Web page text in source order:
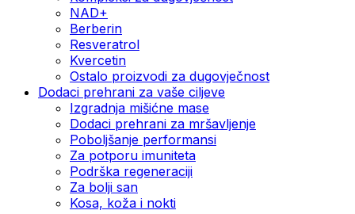
NAD+
Berberin
Resveratrol
Kvercetin
Ostalo proizvodi za dugovječnost
Dodaci prehrani za vaše ciljeve
Izgradnja mišićne mase
Dodaci prehrani za mršavljenje
Poboljšanje performansi
Za potporu imuniteta
Podrška regeneraciji
Za bolji san
Kosa, koža i nokti